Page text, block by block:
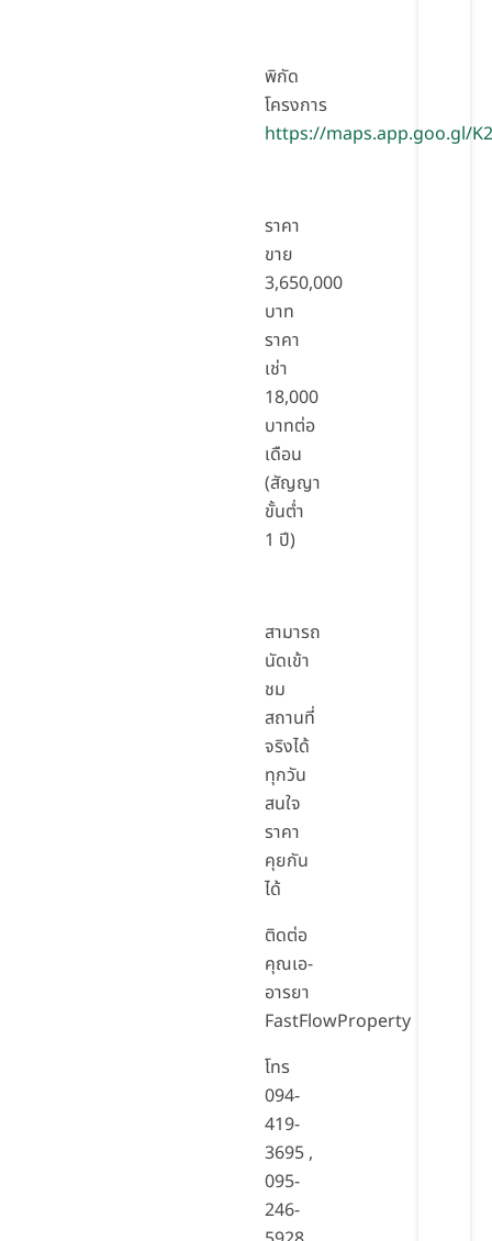
พิกัด
โครงการ
https://maps.app.goo.gl/
ราคา
ขาย
3,650,000
บาท
ราคา
เช่า
18,000
บาทต่อ
เดือน
(สัญญา
ขั้นต่ำ
1 ปี)
สามารถ
นัดเข้า
ชม
สถานที่
จริงได้
ทุกวัน
สนใจ
ราคา
คุยกัน
ได้
ติดต่อ
คุณเอ-
อารยา
FastFlowProperty
โทร
094-
419-
3695 ,
095-
246-